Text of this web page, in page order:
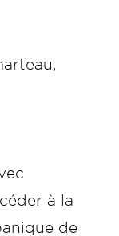
à la
de